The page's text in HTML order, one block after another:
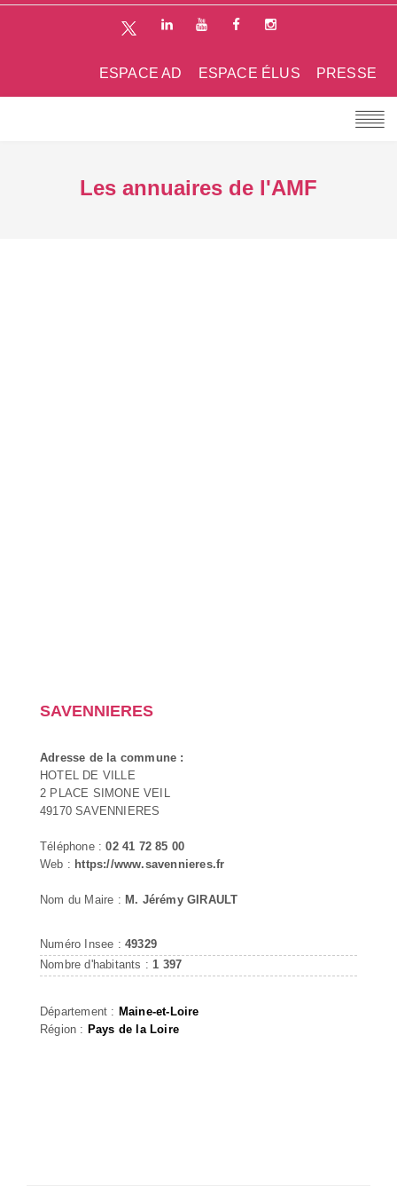
PRESSE
ESPACE ÉLUS
ESPACE AD
Les annuaires de l'AMF
SAVENNIERES
Adresse de la commune :
HOTEL DE VILLE
2 PLACE SIMONE VEIL
49170 SAVENNIERES
Téléphone :02 41 72 85 00
Web : https://www.savennieres.fr
Nom du Maire : M. Jérémy GIRAULT
Numéro Insee : 49329
Nombre d'habitants : 1 397
Département : Maine-et-Loire
Région : Pays de la Loire